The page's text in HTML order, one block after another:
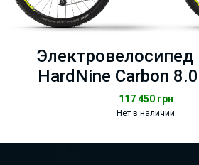
Электровелосипед
HardNine Carbon
117 450 грн
Нет в наличии